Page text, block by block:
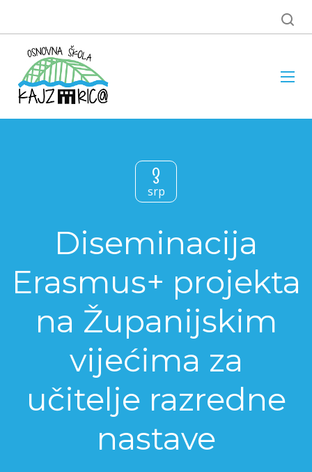
3
srp
Diseminacija
Erasmus+ projekta
na Županijskim
vijećima za
učitelje razredne
nastave